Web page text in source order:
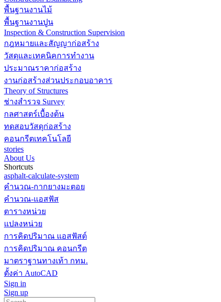
พื้นฐานงานไม้
พื้นฐานงานปูน
Inspection & Construction Supervision
กฎหมายและสัญญาก่อสร้าง
วัสดุและเทคนิคการทำงาน
ประมาณราคาก่อสร้าง
งานก่อสร้างส่วนประกอบอาคาร
Theory of Structures
ช่างสำรวจ Survey
กลศาสตร์เบื้องต้น
ทดสอบวัสดุก่อสร้าง
คอนกรีตเทคโนโลยี
stories
About Us
Shortcuts
asphalt-calculate-system
คำนวณ-กากยางมะตอย
คำนวณ-แอสฟัส
ตารางหน่วย
แปลงหน่วย
การคิดปริมาณ แอสฟัสต์
การคิดปริมาณ คอนกรีต
มาตราฐานทางเท้า กทม.
ตั้งค่า AutoCAD
Sign in
Sign up